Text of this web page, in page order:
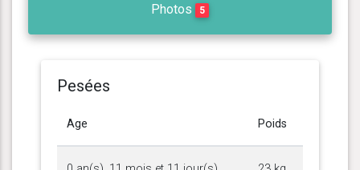
Photos 5
Pesées
Age Poids